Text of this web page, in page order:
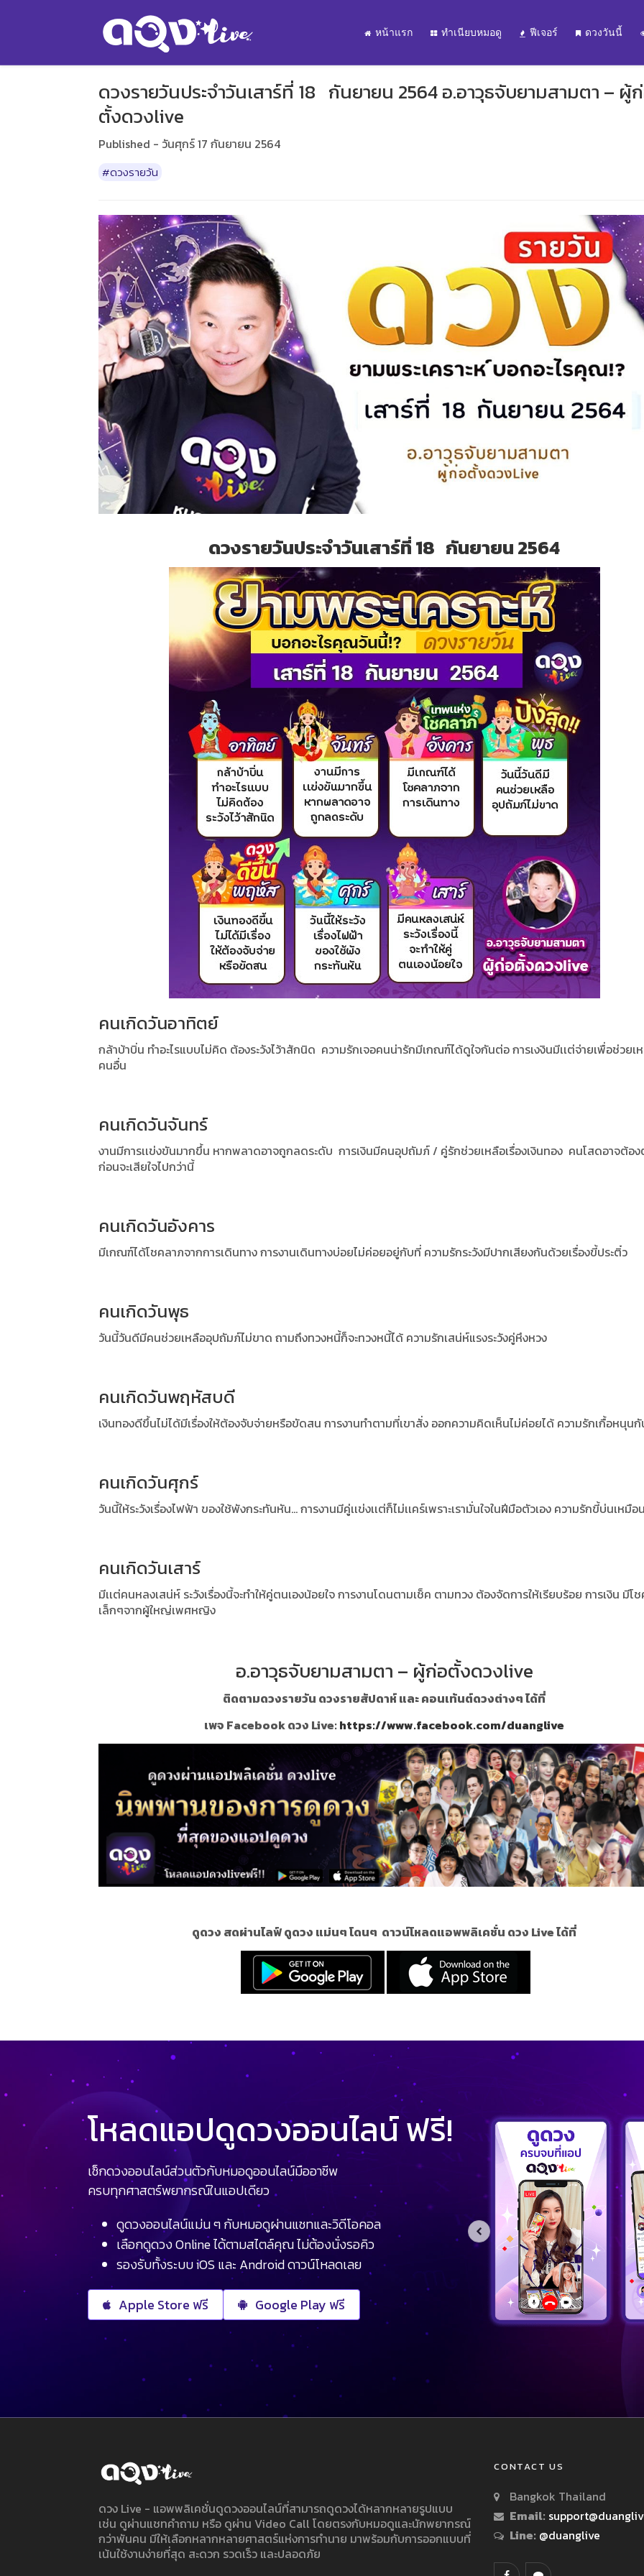
หน้าแรก ทำเนียบหมอดู ฟีเจอร์ ดวงวันนี้
ดวงรายวันประจำวันเสาร์ที่ 18 กันยายน 2564 อ.อาวุธจับยามสามตา – ผู้
ตั้งดวงlive
Published - วันศุกร์ 17 กันยายน 2564
#ดวงรายวัน
ดวงรายวันประจำวันเสาร์ที่ 18 กันยายน 2564
คนเกิดวันอาทิตย์
กล้าบ้าบิ่น ทำอะไรแบบไม่คิด ต้องระวังไว้าสักนิด ความรักเจอคนน่ารักมีเกณฑ์ได้ดูใจกันต่อ การเงงินมีเเต่จ่ายเพื่อช่วยเ
คนอื่น
คนเกิดวันจันทร์
งานมีการเเข่งขันมากขึ้น หากพลาดอาจถูกลดระดับ การเงินมีคนอุปถัมภ์ / คู่รักช่วยเหลือเรื่องเงินทอง คนโสดอาจต้อง
ก่อนจะเสียใจไปกว่านี้
คนเกิดวันอังคาร
มีเกณฑ์ได้โชคลาภจากการเดินทาง การงานเดินทางบ่อยไม่ค่อยอยู่กับที่ ความรักระวังมีปากเสียงกันด้วยเรื่องขี้ประติ๋ว
คนเกิดวันพุธ
วันนี้วันดีมีคนช่วยเหลืออุปถัมภ์ไม่ขาด ถามถึงทวงหนี้ก็จะทวงหนี้ได้ ความรักเสน่ห์แรงระวังคู่หึงหวง
คนเกิดวันพฤหัสบดี
เงินทองดีขึ้นไม่ได้มีเรื่องให้ต้องจับจ่ายหรือขัดสน การงานทำตามที่เขาสั่ง ออกความคิดเห็นไม่ค่อยได้ ความรักเกื้อหนุน
คนเกิดวันศุกร์
วันนี้ให้ระวังเรื่องไฟฟ้า ของใช้พังกระทันหัน... การงานมีคู่เเข่งเเต่ก็ไม่เเคร์เพราะเรามั่นใจในฝีมือตัวเอง ความรักขี้บ่นเหมือ
คนเกิดวันเสาร์
มีเเต่คนหลงเสน่ห์ ระวังเรื่องนี้จะทำให้คู่ตนเองน้อยใจ การงานโดนตามเช็ค ตามทวง ต้องจัดการให้เรียบร้อย การเงิน มีโ
เล็กๆจากผู้ใหญ่เพศหญิง
อ.อาวุธจับยามสามตา – ผู้ก่อตั้งดวงlive
ติดตามดวงรายวัน ดวงรายสัปดาห์ และ คอนเท้นต์ดวงต่างๆ ได้ที่
เพจ Facebook ดวง Live:https://www.facebook.com/duanglive
ดูดวง สดผ่านไลฟ์ ดูดวง แม่นๆ โดนๆ ดาวน์โหลดแอพพลิเคชั่น ดวง Live ได้ที่
โหลดแอปดูดวงออนไลน์ ฟรี!
เช็กดวงออนไลน์ส่วนตัวกับหมอดูออนไลน์มืออาชีพ
ครบทุกศาสตร์พยากรณ์ในแอปเดียว
ดูดวงออนไลน์แม่น ๆ กับหมอดูผ่านแชทและวิดีโอคอล
เลือกดูดวง Online ได้ตามสไตล์คุณ ไม่ต้องนั่งรอคิว
รองรับทั้งระบบ iOS และ Android ดาวน์โหลดเลย
Apple Store ฟรี Google Play ฟรี
ดวง Live - แอพพลิเคชั่นดูดวงออนไลน์ที่สามารถดูดวงได้หลากหลายรูปแบบ
เช่น ดูผ่านแชทคำถาม หรือ ดูผ่าน Video Call โดยตรงกับหมอดูและนักพยากรณ์
กว่าพันคน มีให้เลือกหลากหลายศาสตร์แห่งการทำนาย มาพร้อมกับการออกแบบที่
เน้นใช้งานง่ายที่สุด สะดวก รวดเร็ว และปลอดภัย
CONTACT US
Bangkok Thailand
Email:
Line: @duanglive